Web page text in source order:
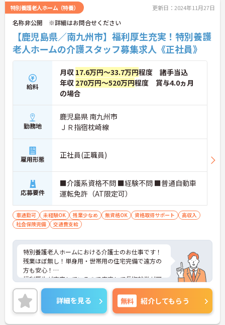
特別養護老人ホーム（特養） 更新日：2024年11月27日
名称非公開 ※詳細はお問合せください
【鹿児島県／南九州市】福利厚生充実！特別養護
老人ホームの介護スタッフ募集求人《正社員》
給料
月収 17.6万円～33.7万円程度 諸手当込
年収 270万円～520万円程度 賞与4.0ヵ月
の場合
勤務地
鹿児島県 南九州市
ＪＲ指宿枕崎線
雇用形態 正社員(正職員)
応募要件
■介護系資格不問 ■経験不問 ■普通自動車
運転免許（AT限定可）
車通勤可 未経験OK 残業少なめ 無資格OK 資格取得サポート
高収入
社会保険完備
交通費支給
特別養護老人ホームにおける介護士のお仕事です！
残業ほぼ無し！単身用・世帯用の住宅完備で遠方の
方も安心！
福利厚生が充実しているので安定して長期就業が可
能です！
ご興味ある方には、面接のポイントなど、さらに詳
細をお話致しますのでお気軽にご相談ください。
詳細を見る 無料 紹介してもらう